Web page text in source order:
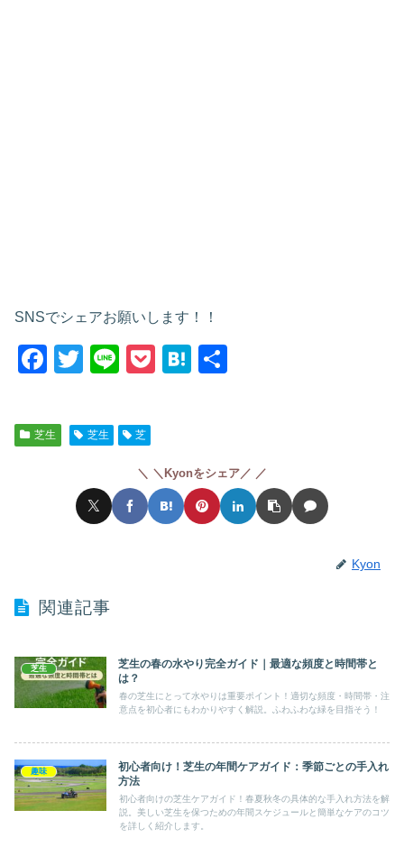
SNSでシェアお願いします！！
F
c
e
T
tt
er
Li
e
P
H
a
芝生 芝生 芝
＼Kyonをシェア／
Kyon
関連記事
芝生
芝生の春の水やり完全ガイド｜最適な頻度と時間帯と
は？
春の芝生にとって水やりは重要ポイント！適切な頻度・時間帯・注
意点を初心者にもわかりやすく解説。ふわふわな緑を目指そう！
趣味
初心者向け！芝生の年間ケアガイド：季節ごとの手入れ
方法
初心者向けの芝生ケアガイド！春夏秋冬の具体的な手入れ方法を解
説。美しい芝生を保つための年間スケジュールと簡単なケアのコツ
を詳しく紹介します。